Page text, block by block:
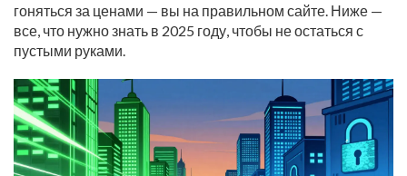
гоняться за ценами — вы на правильном сайте. Ниже —
все, что нужно знать в 2025 году, чтобы не остаться с
пустыми руками.